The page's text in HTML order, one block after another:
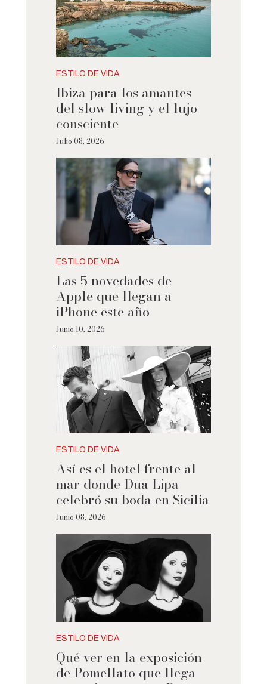
ESTILO DE VIDA
Ibiza para los amantes
del slow living y el lujo
consciente
Julio 08, 2026
ESTILO DE VIDA
Las 5 novedades de
Apple que llegan a
iPhone este año
Junio 10, 2026
ESTILO DE VIDA
Así es el hotel frente al
mar donde Dua Lipa
celebró su boda en Sicilia
Junio 08, 2026
ESTILO DE VIDA
Qué ver en la exposición
de Pomellato que llega